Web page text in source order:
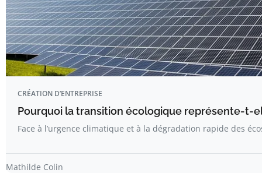
CRÉATION D’ENTREPRISE
Pourquoi la transition écologique représente-t-
Face à l’urgence climatique et à la dégradation rapide des
Mathilde Colin